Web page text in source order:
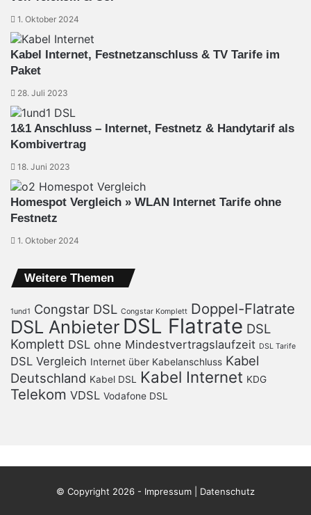
1. Oktober 2024
Kabel Internet, Festnetzanschluss & TV Tarife im
Paket
28. Juli 2023
1&1 Anschluss – Internet, Festnetz & Handytarif als
Kombivertrag
18. Juni 2023
Homespot Vergleich » WLAN Internet Tarife ohne
Festnetz
1. Oktober 2024
Weitere Themen
1und1 Congstar DSL Congstar Komplett Doppel-Flatrate
DSL Anbieter DSL Flatrate DSL
Komplett DSL ohne Mindestvertragslaufzeit DSL Tarife
DSL Vergleich Internet über Kabelanschluss Kabel
Deutschland Kabel DSL Kabel Internet KDG
Telekom VDSL Vodafone DSL
© Copyright 2026 - Impressum | Datenschutz